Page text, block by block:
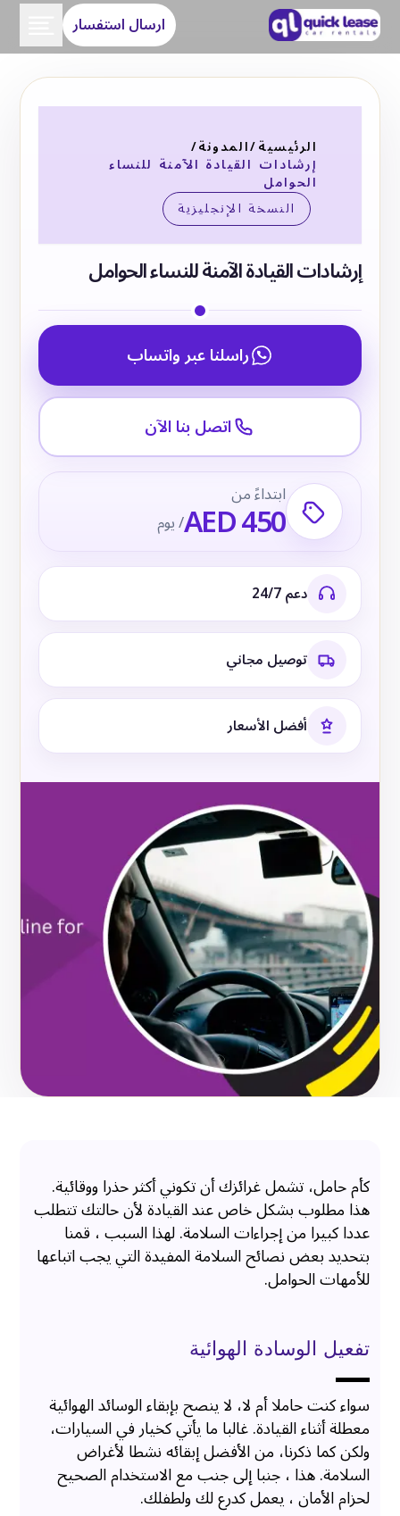
ارسال استفسار
الرئيسية/المدونة/
إرشادات القيادة الآمنة للنساء
الحوامل
النسخة الإنجليزية
إرشادات القيادة الآمنة للنساء الحوامل
راسلنا عبر واتساب
اتصل بنا الآن
ابتداءً من
AED 450/ يوم
دعم 24/7
توصيل مجاني
أفضل الأسعار
كأم حامل، تشمل غرائزك أن تكوني أكثر حذرا ووقائية.
هذا مطلوب بشكل خاص عند القيادة لأن حالتك تتطلب
عددا كبيرا من إجراءات السلامة. لهذا السبب ، قمنا
بتحديد بعض نصائح السلامة المفيدة التي يجب اتباعها
للأمهات الحوامل.
تفعيل الوسادة الهوائية
سواء كنت حاملا أم لا، لا ينصح بإبقاء الوسائد الهوائية
معطلة أثناء القيادة. غالبا ما يأتي كخيار في السيارات،
ولكن كما ذكرنا، من الأفضل إبقائه نشطا لأغراض
السلامة. هذا ، جنبا إلى جنب مع الاستخدام الصحيح
لحزام الأمان ، يعمل كدرع لك ولطفلك.